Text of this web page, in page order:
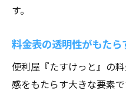
す。
料金表の透明性がもたら
便利屋『たすけっと』の
感をもたらす大きな要素